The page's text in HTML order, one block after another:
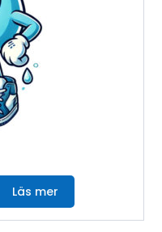
Läs mer